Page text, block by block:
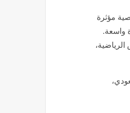
مؤثرة
واسعة.